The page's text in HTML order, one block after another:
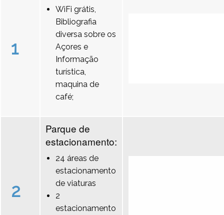
1
WiFi grátis,
Bibliografia
diversa sobre os
Açores e
Informação
turística,
maquina de
café;
2
Parque de
estacionamento:
24 áreas de
estacionamento
de viaturas
2
estacionamento